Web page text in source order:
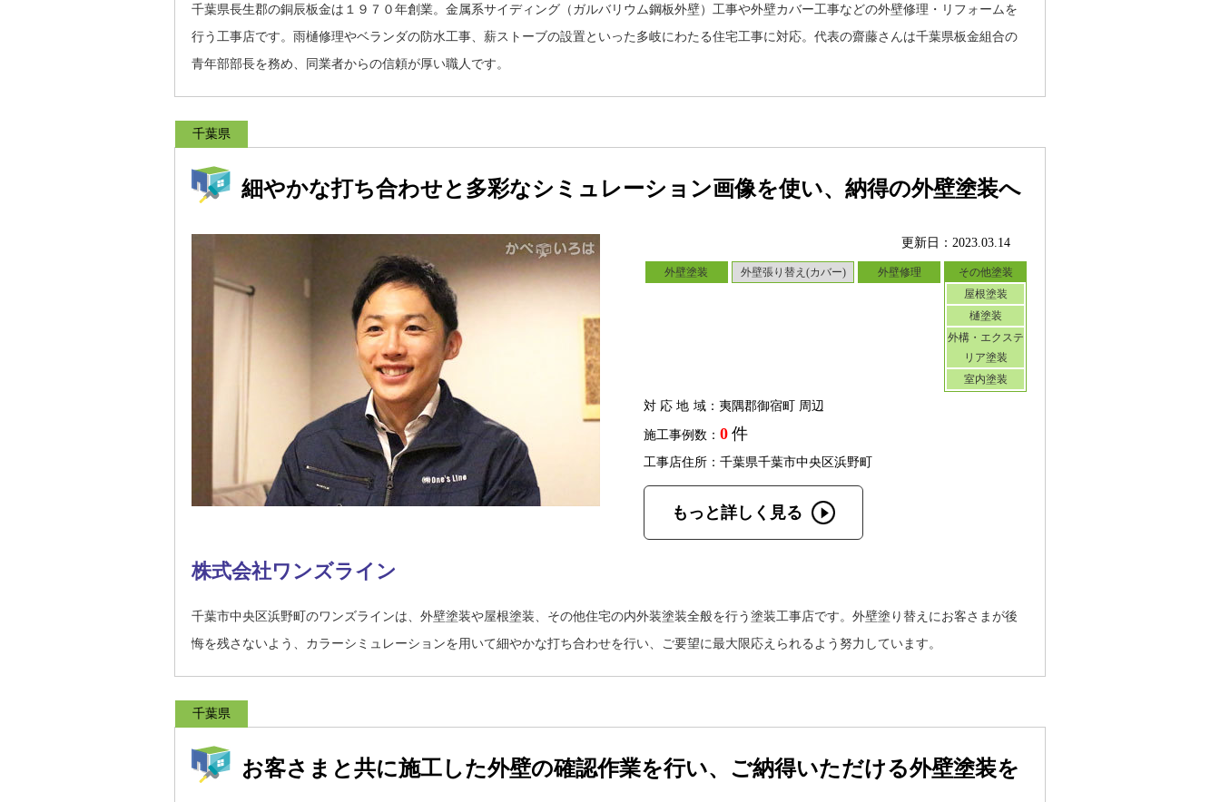
千葉県長生郡の銅辰板金は１９７０年創業。金属系サイディング（ガルバリウム鋼板外壁）工事や外壁カバー工事などの外壁修理・リフォームを
行う工事店です。雨樋修理やベランダの防水工事、薪ストーブの設置といった多岐にわたる住宅工事に対応。代表の齋藤さんは千葉県板金組合の
青年部部長を務め、同業者からの信頼が厚い職人です。
千葉県
細やかな打ち合わせと多彩なシミュレーション画像を使い、納得の外壁塗装へ
更新日：2023.03.14
外壁塗装 外壁張り替え(カバー) 外壁修理
その他塗装
屋根塗装
樋塗装
外構・エクステ
リア塗装
室内塗装
対応地域：夷隅郡御宿町 周辺
施工事例数： 0 件
工事店住所：千葉県千葉市中央区浜野町
もっと詳しく見る
株式会社ワンズライン
千葉市中央区浜野町のワンズラインは、外壁塗装や屋根塗装、その他住宅の内外装塗装全般を行う塗装工事店です。外壁塗り替えにお客さまが後
悔を残さないよう、カラーシミュレーションを用いて細やかな打ち合わせを行い、ご要望に最大限応えられるよう努力しています。
千葉県
お客さまと共に施工した外壁の確認作業を行い、ご納得いただける外壁塗装を